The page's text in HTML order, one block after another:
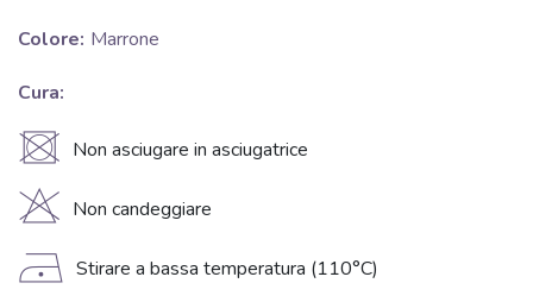
Colore: Marrone
Cura:
U Non asciugare in asciugatrice
H Non candeggiare
D Stirare a bassa temperatura (110°C)